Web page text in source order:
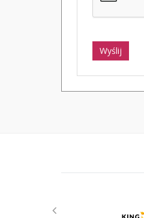
Wyślij